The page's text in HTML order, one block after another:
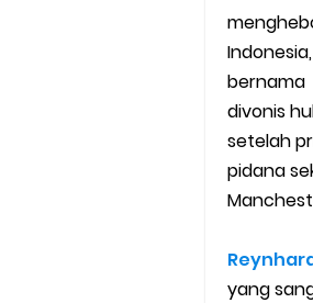
Cara
7 Cara
5
Cara
bernama
divonis
setelah
pidana
yang